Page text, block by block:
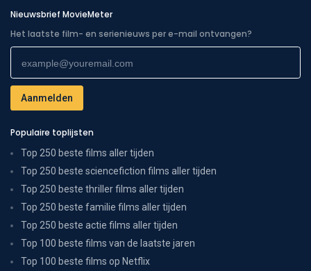
Nieuwsbrief MovieMeter
Het laatste film- en serienieuws per e-mail ontvangen?
Populaire toplijsten
Top 250 beste films aller tijden
Top 250 beste sciencefiction films aller tijden
Top 250 beste thriller films aller tijden
Top 250 beste familie films aller tijden
Top 250 beste actie films aller tijden
Top 100 beste films van de laatste jaren
Top 100 beste films op Netflix